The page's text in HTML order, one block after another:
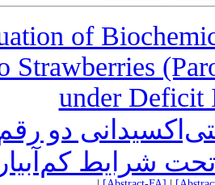
of
Strawberries
under Deficit
دو
شرایط